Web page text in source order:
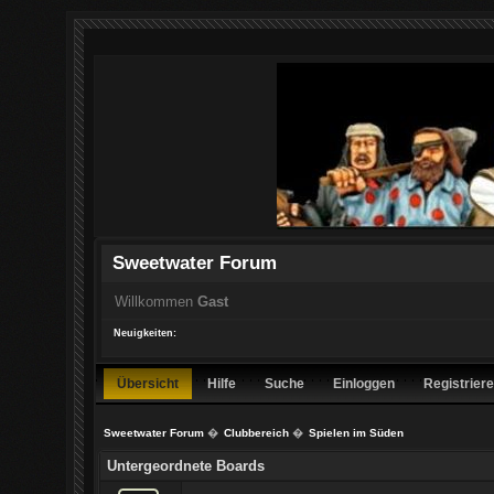
Sweetwater Forum
Willkommen Gast
Neuigkeiten:
Übersicht Hilfe Suche Einloggen
Sweetwater Forum� Clubbereich� Spielen im Süden
Untergeordnete Boards